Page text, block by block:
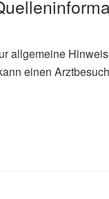
allgemeine
einen